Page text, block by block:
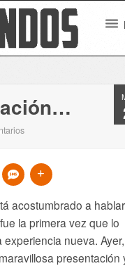
acostumbrado a hablar
la primera vez que lo
nueva. Ayer,
presentación